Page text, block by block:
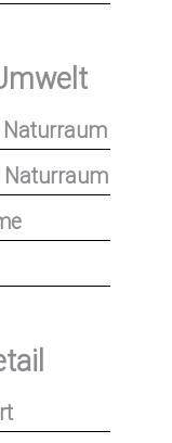
Naturraum
Naturraum